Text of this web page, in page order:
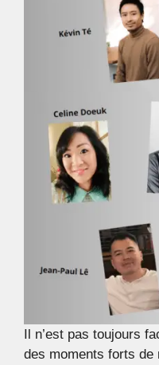
Il n’est pas toujours
des moments forts